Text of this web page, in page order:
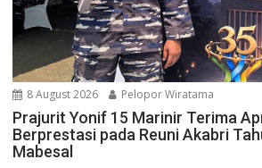
8 August 2026 Pelopor Wiratama
Prajurit Yonif 15 Marinir Terima
Berprestasi pada Reuni Akabri
Mabesal